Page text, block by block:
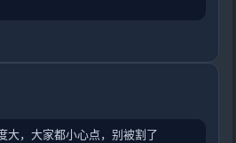
大，大家都小心点，别被割了